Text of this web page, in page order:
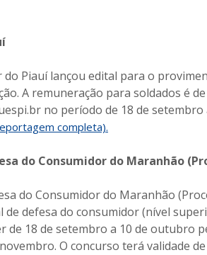
Piauí lançou edital para o
A remuneração para soldados é
no período de 18 de
completa).
do Consumidor do Maranhão
do Consumidor do Maranhão
defesa do consumidor (nível
de 18 de setembro a 10 de outubro
O concurso terá validade